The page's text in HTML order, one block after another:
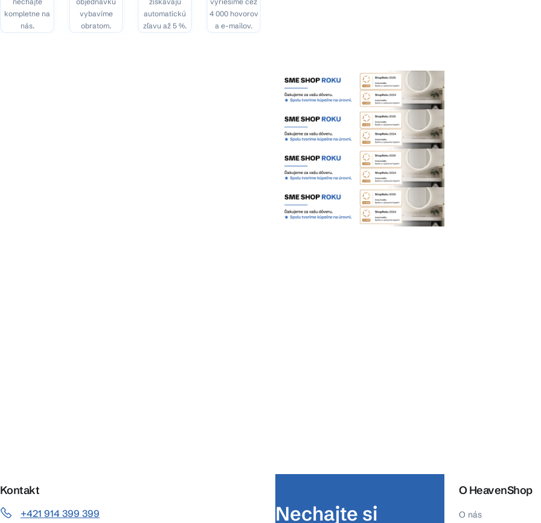
kompletne na
nás.
vybavíme
obratom.
automatickú
zľavu až 5 %.
4 000 hovorov
a e-mailov.
Kontakt
+421 914 399 399 Nechajte si
O HeavenShop
O nás